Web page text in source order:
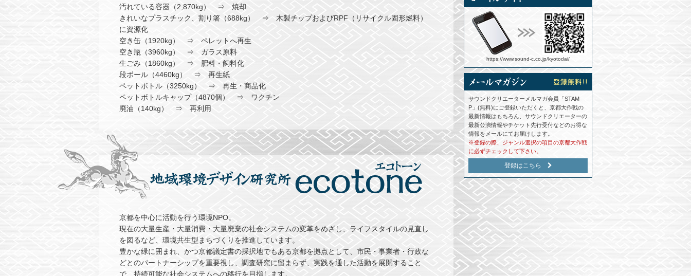
汚れている容器（2,870kg） ⇒ 焼却
きれいなプラスチック、割り箸（688kg） ⇒ 木製チップおよびRPF（リサイクル固形燃料）
に資源化
空き缶（1920kg） ⇒ ペレットへ再生
空き瓶（3960kg） ⇒ ガラス原料
生ごみ（1860kg） ⇒ 肥料・飼料化
段ボール（4460kg） ⇒ 再生紙
ペットボトル（3250kg） ⇒ 再生・商品化
ペットボトルキャップ（4870個） ⇒ ワクチン
廃油（140kg） ⇒ 再利用
京都を中心に活動を行う環境NPO。
現在の大量生産・大量消費・大量廃棄の社会システムの変革をめざし、ライフスタイルの見直し
を図るなど、環境共生型まちづくりを推進しています。
豊かな緑に囲まれ、かつ京都議定書の採択地でもある京都を拠点として、市民・事業者・行政な
どとのパートナーシップを重要視し、調査研究に留まらず、実践を通した活動を展開すること
で、持続可能な社会システムへの移行を目指します。
https://www.sound-c.co.jp/kyotodai/
サウンドクリエーターメルマガ会員「STAM
P」(無料)にご登録いただくと、京都大作戦の
最新情報はもちろん、サウンドクリエーターの
最新公演情報やチケット先行受付などのお得な
情報をメールにてお届けします。
※登録の際、ジャンル選択の項目の京都大作戦
に必ずチェックして下さい。
登録はこちら